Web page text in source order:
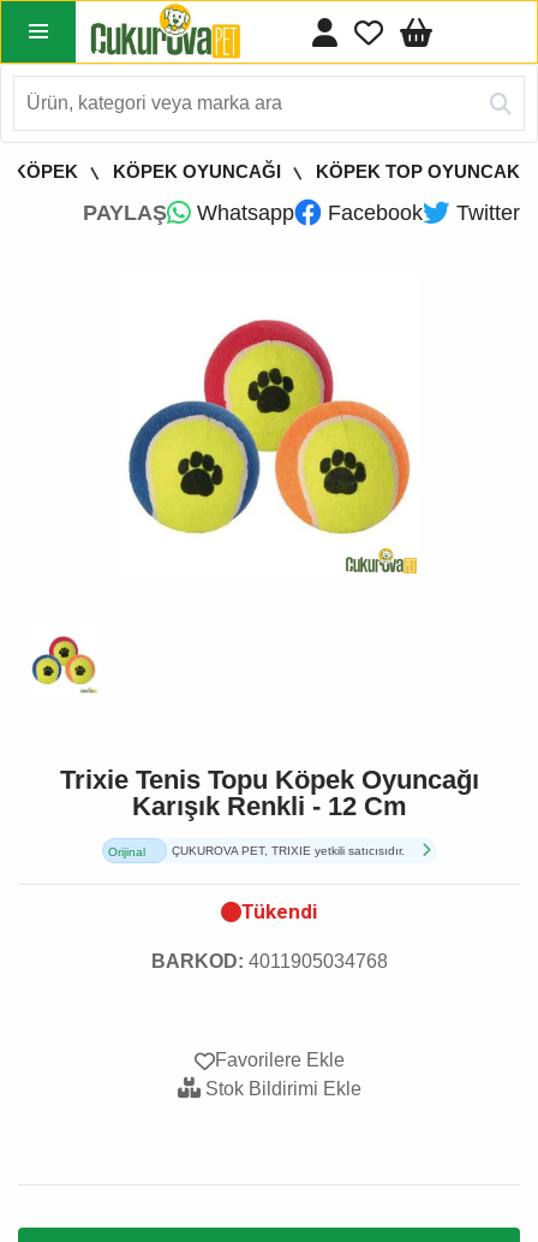
KÖPEK KÖPEK OYUNCAĞI KÖPEK TOP OYUNCAK
PAYLAŞ Whatsapp Facebook Twitter
Trixie Tenis Topu Köpek Oyuncağı
Karışık Renkli - 12 Cm
Orijinal
ÇUKUROVA PET, TRIXIE yetkili satıcısıdır.
Tükendi
BARKOD: 4011905034768
Favorilere Ekle
Stok Bildirimi Ekle